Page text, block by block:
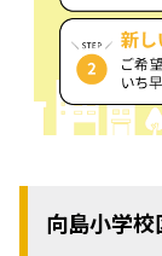
向島小学